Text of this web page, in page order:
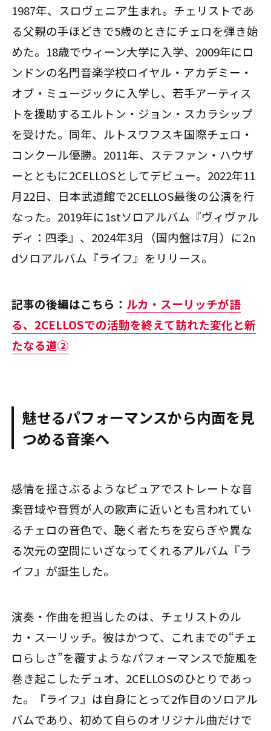
1987年、スロヴェニア生まれ。チェリストであ
る父親の手ほどきで5歳のときにチェロを弾き始
めた。18歳でウィーン大学に入学、2009年にロ
ンドンの名門音楽学校ロイヤル・アカデミー・
オブ・ミュージックに入学し、若手アーティス
トを援助するエルトン・ジョン・スカラシップ
を受けた。同年、ルトスワフスキ国際チェロ・
コンクール優勝。2011年、ステファン・ハウザ
ーとともに2CELLOSとしてデビュー。2022年11
月22日、日本武道館で2CELLOS最後の公演を行
なった。2019年に1stソロアルバム『ヴィヴァル
ディ：四季』、2024年3月（国内盤は7月）に2n
dソロアルバム『ライフ』をリリース。
記事の後編はこちら： ルカ・スーリッチが語
る、2CELLOSでの活動を終えて訪れた変化と新
たなる道②
魅せるパフォーマンスから内面を見
つめる音楽へ
感情を揺さぶるようなピュアでストレートな音
楽――音域や音質が人の歌声に近いとも言われてい
るチェロの音色で、聴く者たちを安らぎや異な
る次元の空間にいざなってくれるアルバム『ラ
イフ』が誕生した。
演奏・作曲を担当したのは、チェリストのル
カ・スーリッチ。彼はかつて、これまでの“チェ
ロらしさ”を覆すようなパフォーマンスで旋風を
巻き起こしたデュオ、2CELLOSのひとりであっ
た。『ライフ』は自身にとって2作目のソロアル
バムであり、初めて自らのオリジナル曲だけで